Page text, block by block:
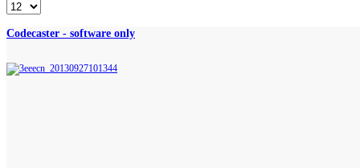
Codecaster - software only